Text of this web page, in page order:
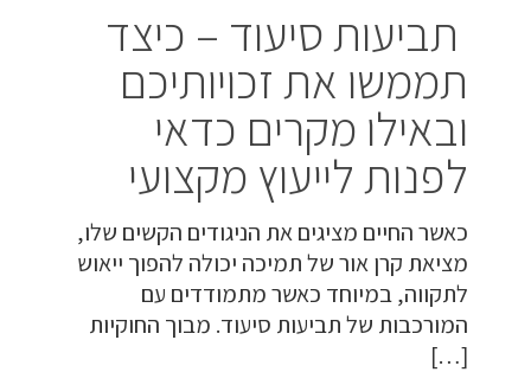
תביעות סיעוד – כיצד
תממשו את זכויותיכם
ובאילו מקרים כדאי
לפנות לייעוץ מקצועי
כאשר החיים מציגים את הניגודים הקשים שלו,
מציאת קרן אור של תמיכה יכולה להפוך ייאוש
לתקווה, במיוחד כאשר מתמודדים עם
המורכבות של תביעות סיעוד. מבוך החוקיות
[…]